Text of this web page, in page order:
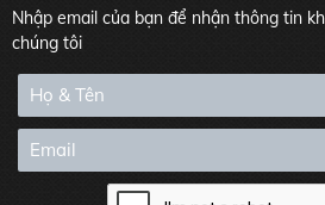
Nhập email của bạn để nhận thông tin
chúng tôi